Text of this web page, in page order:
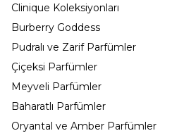
Clinique Koleksiyonları
Burberry Goddess
Pudralı ve Zarif Parfümler
Çiçeksi Parfümler
Meyveli Parfümler
Baharatlı Parfümler
Oryantal ve Amber Parfümler